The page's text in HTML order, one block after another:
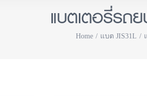
แบตเตอรี่รถ
Home แบต JIS31L